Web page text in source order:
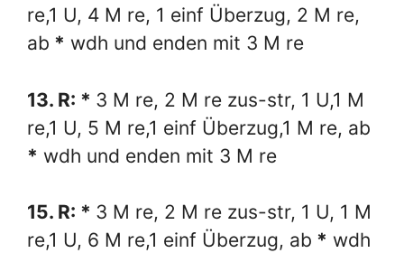
re,1 U, 4 M re, 1 einf Überzug, 2 M re,
ab * wdh und enden mit 3 M re
13. R: * 3 M re, 2 M re zus-str, 1 U,1 M
re,1 U, 5 M re,1 einf Überzug,1 M re, ab
* wdh und enden mit 3 M re
15. R: * 3 M re, 2 M re zus-str, 1 U, 1 M
re,1 U, 6 M re,1 einf Überzug, ab * wdh